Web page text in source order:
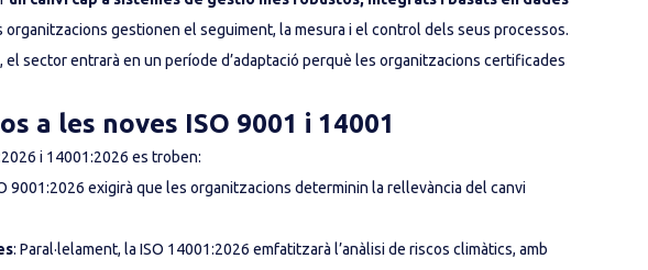
organitzacions gestionen el seguiment, la mesura i el control dels seus processos.
sector entrarà en un període d’adaptació perquè les organitzacions certificades
a les noves ISO 9001 i 14001
i 14001:2026 es troben:
9001:2026 exigirà que les organitzacions determinin la rellevància del canvi
: Paral·lelament, la ISO 14001:2026 emfatitzarà l’anàlisi de riscos climàtics, amb